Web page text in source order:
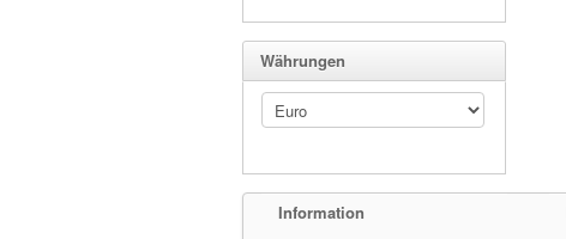
Währungen
Information